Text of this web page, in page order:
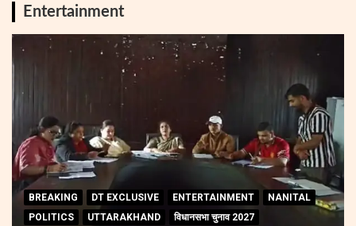
Entertainment
BREAKING DT EXCLUSIVE ENTERTAINMENT
NANITAL
POLITICS
UTTARAKHAND विधानसभा चुनाव 2027